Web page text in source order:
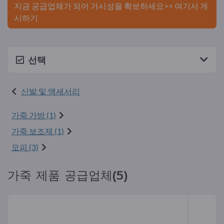
지금 공급업체가 되어 가시성을 확보하세요>> 여기서 게
시하기
선택
신발 및 액세서리
가죽 가방 (1)
가죽 보조제 (1)
모피 (3)
가죽 제품 공급업체(5)